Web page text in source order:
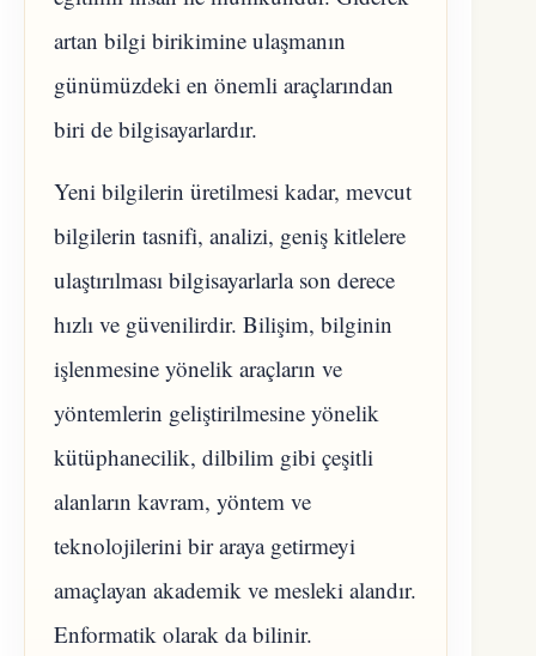
artan bilgi birikimine ulaşmanın
günümüzdeki en önemli araçlarından
biri de bilgisayarlardır.
Yeni bilgilerin üretilmesi kadar, mevcut
bilgilerin tasnifi, analizi, geniş kitlelere
ulaştırılması bilgisayarlarla son derece
hızlı ve güvenilirdir. Bilişim, bilginin
işlenmesine yönelik araçların ve
yöntemlerin geliştirilmesine yönelik
kütüphanecilik, dilbilim gibi çeşitli
alanların kavram, yöntem ve
teknolojilerini bir araya getirmeyi
amaçlayan akademik ve mesleki alandır.
Enformatik olarak da bilinir.